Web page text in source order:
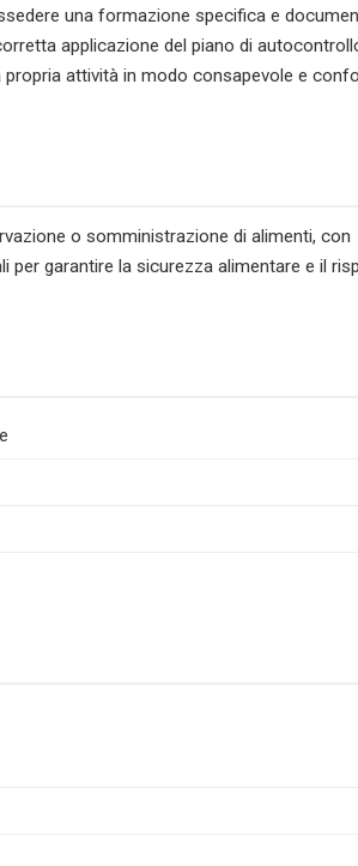
una formazione specifica e
applicazione del piano di
attività in modo consapevole e
o somministrazione di alimenti, con
garantire la sicurezza alimentare e il